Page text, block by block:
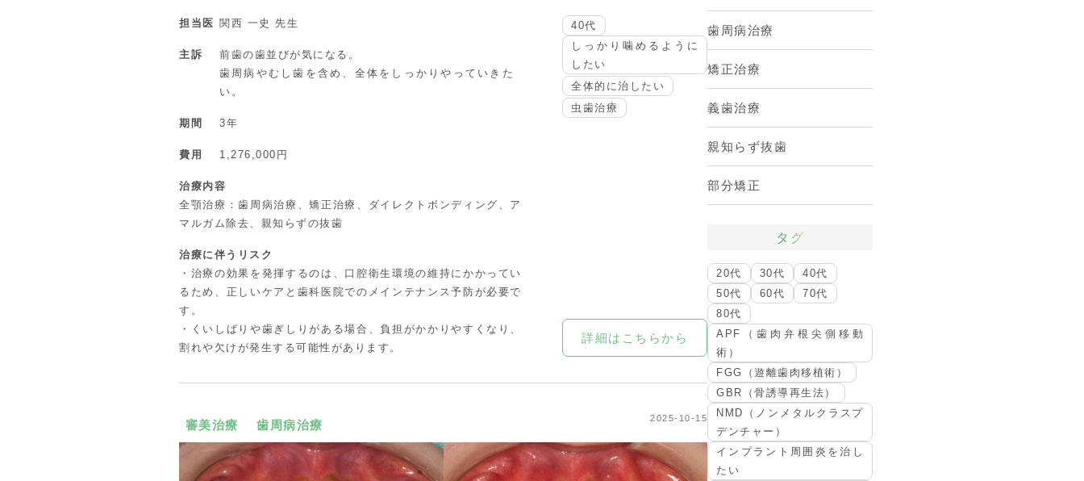
担当医 関西 一史 先生
主訴
前歯の歯並びが気になる。
歯周病やむし歯を含め、全体をしっかりやっていきた
い。
期間 3年
費用 1,276,000円
治療内容
全顎治療：歯周病治療、矯正治療、ダイレクトボンディング、ア
マルガム除去、親知らずの抜歯
治療に伴うリスク
・治療の効果を発揮するのは、口腔衛生環境の維持にかかってい
るため、正しいケアと歯科医院でのメインテナンス予防が必要で
す。
・くいしばりや歯ぎしりがある場合、負担がかかりやすくなり、
割れや欠けが発生する可能性があります。
40代
しっかり噛めるように
したい
全体的に治したい
虫歯治療
詳細はこちらから
審美治療 歯周病治療 2025-10-15
歯周病治療
矯正治療
義歯治療
親知らず抜歯
部分矯正
タグ
20代 30代
40代
50代
60代
70代
80代
APF（歯肉弁根尖側移動
術）
FGG（遊離歯肉移植術）
GBR（骨誘導再生法）
NMD（ノンメタルクラスプ
デンチャー）
インプラント周囲炎を治し
たい